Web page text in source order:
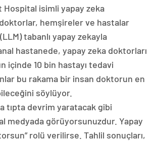
isimli yapay zeka
hemşireler ve hastalar
tabanlı yapay zekayla
hastanede, yapay zeka doktorları
içinde 10 bin hastayı tedavi
bu rakama bir insan doktorun en
söylüyor.
tıpta devrim yaratacak gibi
medyada görüyorsunuzdur. Yapay
rolü verilirse. Tahlil sonuçları,